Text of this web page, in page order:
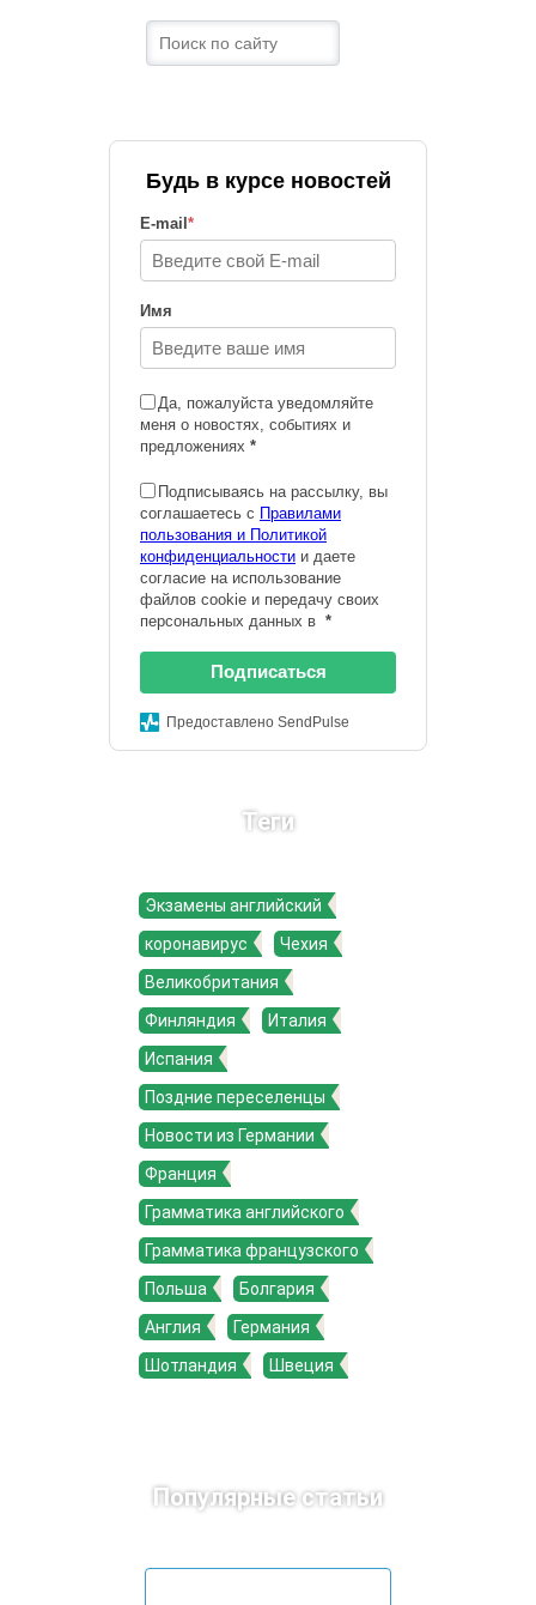
Будь в курсе новостей
E-mail *
Имя
Да, пожалуйста уведомляйте
меня о новостях, событиях и
предложениях *
Подписываясь на рассылку, вы
соглашаетесь с Правилами
пользования и Политикой
конфиденциальности и даете
согласие на использование
файлов cookie и передачу своих
персональных данных в *
Подписаться
Предоставлено SendPulse
Теги
Экзамены английский
коронавирус
Чехия
Великобритания
Финляндия
Италия
Испания
Поздние переселенцы
Новости из Германии
Франция
Грамматика английского
Грамматика французского
Польша
Болгария
Англия
Германия
Шотландия
Швеция
Популярные статьи